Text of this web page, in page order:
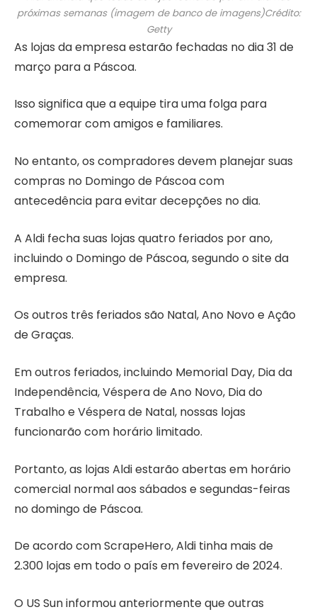
próximas semanas (imagem de banco de imagens)Crédito:
Getty
As lojas da empresa estarão fechadas no dia 31 de
março para a Páscoa.
Isso significa que a equipe tira uma folga para
comemorar com amigos e familiares.
No entanto, os compradores devem planejar suas
compras no Domingo de Páscoa com
antecedência para evitar decepções no dia.
A Aldi fecha suas lojas quatro feriados por ano,
incluindo o Domingo de Páscoa, segundo o site da
empresa.
Os outros três feriados são Natal, Ano Novo e Ação
de Graças.
Em outros feriados, incluindo Memorial Day, Dia da
Independência, Véspera de Ano Novo, Dia do
Trabalho e Véspera de Natal, nossas lojas
funcionarão com horário limitado.
Portanto, as lojas Aldi estarão abertas em horário
comercial normal aos sábados e segundas-feiras
no domingo de Páscoa.
De acordo com ScrapeHero, Aldi tinha mais de
2.300 lojas em todo o país em fevereiro de 2024.
O US Sun informou anteriormente que outras